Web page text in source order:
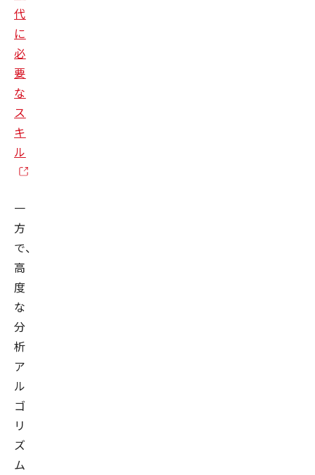
代
に
必
要
な
ス
キ
ル
一
方
で、
高
度
な
分
析
ア
ル
ゴ
リ
ズ
ム